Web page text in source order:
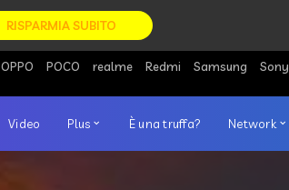
RISPARMIA SUBITO
OPPO POCO realme Redmi Samsung Sony
Video Plus È una truffa? Network